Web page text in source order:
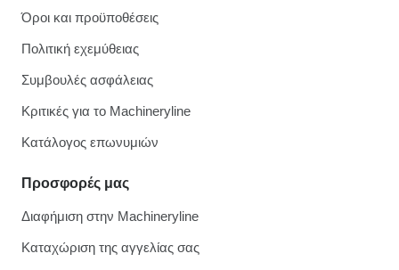
Όροι και προϋποθέσεις
Πολιτική εχεμύθειας
Συμβουλές ασφάλειας
Κριτικές για το Machineryline
Κατάλογος επωνυμιών
Προσφορές μας
Διαφήμιση στην Machineryline
Καταχώριση της αγγελίας σας